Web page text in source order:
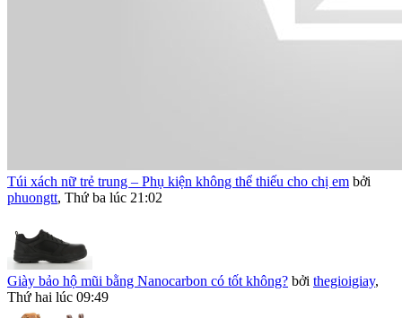
Túi xách nữ trẻ trung – Phụ kiện không thể thiếu cho chị em bởi
phuongtt, Thứ ba lúc 21:02
Giày bảo hộ mũi bằng Nanocarbon có tốt không? bởi thegioigiay,
Thứ hai lúc 09:49